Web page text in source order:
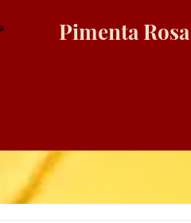
Pimenta Rosa